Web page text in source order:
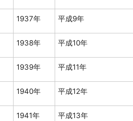
1937年 平成9年
1938年 平成10年
1939年 平成11年
1940年 平成12年
1941年 平成13年